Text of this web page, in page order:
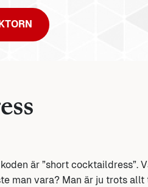
är ”short cocktaildress”.
man vara? Man är ju trots